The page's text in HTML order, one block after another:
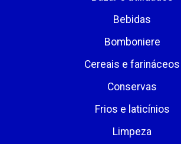
Bebidas
Bomboniere
Cereais e farináceos
Conservas
Frios e laticínios
Limpeza